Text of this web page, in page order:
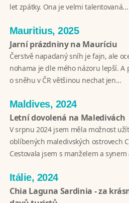
let zpátky. Ona je velmi talentovaná...
Mauritius, 2025
Jarní prázdniny na Mauríciu
Čerstvě napadaný sníh je fajn, ale
nohama je dle mého názoru lepší.
o sněhu v ČR většinou nechat jen...
Maldives, 2024
Letní dovolená na Maledivách
V srpnu 2024 jsem měla možnost
oblíbených maledivských ostrovech
Cestovala jsem s manželem a
Itálie, 2024
Chia Laguna Sardinia - za